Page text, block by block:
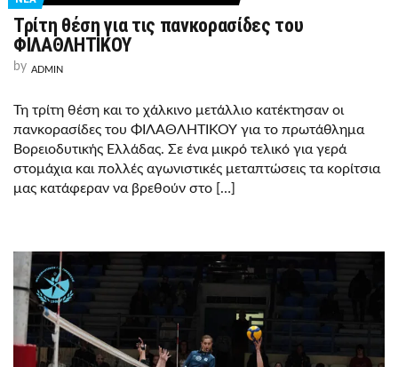
Τρίτη θέση για τις πανκορασίδες του
ΦΙΛΑΘΛΗΤΙΚΟΥ
by ADMIN
Τη τρίτη θέση και το χάλκινο μετάλλιο κατέκτησαν οι
πανκορασίδες του ΦΙΛΑΘΛΗΤΙΚΟΥ για το πρωτάθλημα
Βορειοδυτικής Ελλάδας. Σε ένα μικρό τελικό για γερά
στομάχια και πολλές αγωνιστικές μεταπτώσεις τα κορίτσια
μας κατάφεραν να βρεθούν στο […]